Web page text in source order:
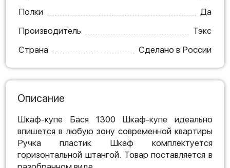
Полки
Да
Производитель
Тэкс
Страна
Сделано в России
Описание
Шкаф-купе Бася 1300 Шкаф-купе идеально
впишется в любую зону современной квартиры
Ручка пластик Шкаф комплектуется
горизонтальной штангой. Товар поставляется в